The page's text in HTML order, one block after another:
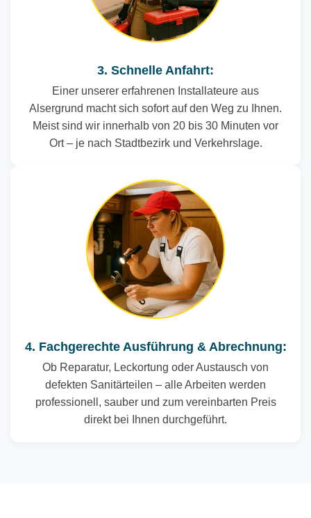
3. Schnelle Anfahrt:
Einer unserer erfahrenen Installateure aus
Alsergrund macht sich sofort auf den Weg zu Ihnen.
Meist sind wir innerhalb von 20 bis 30 Minuten vor
Ort – je nach Stadtbezirk und Verkehrslage.
4. Fachgerechte Ausführung & Abrechnung:
Ob Reparatur, Leckortung oder Austausch von
defekten Sanitärteilen – alle Arbeiten werden
professionell, sauber und zum vereinbarten Preis
direkt bei Ihnen durchgeführt.